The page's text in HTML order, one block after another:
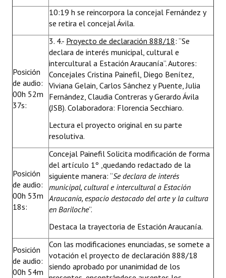
10:19 h se reincorpora la concejal Fernández y
se retira el concejal Ávila.
Posición
de audio:
00h 52m
37s:
3. 4.- Proyecto de declaración 888/18: “Se
declara de interés municipal, cultural e
intercultural a Estación Araucanía”. Autores:
Concejales Cristina Painefil, Diego Benítez,
Viviana Gelain, Carlos Sánchez y Puente, Julia
Fernández, Claudia Contreras y Gerardo Ávila
(JSB). Colaboradora: Florencia Secchiaro.
Lectura el proyecto original en su parte
resolutiva.
Posición
de audio:
00h 53m
18s:
Concejal Painefil Solicita modificación de forma
del artículo 1º ,quedando redactado de la
siguiente manera: “Se declara de interés
municipal, cultural e intercultural a Estación
Araucanía, espacio destacado del arte y la cultura
en Bariloche”.
Destaca la trayectoria de Estación Araucanía.
Posición
de audio:
00h 54m
Con las modificaciones enunciadas, se somete a
votación el proyecto de declaración 888/18
siendo aprobado por unanimidad de los